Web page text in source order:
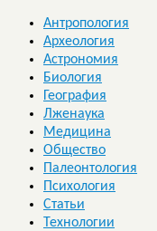
Антропология
Археология
Астрономия
Биология
География
Лженаука
Медицина
Общество
Палеонтология
Психология
Статьи
Технологии